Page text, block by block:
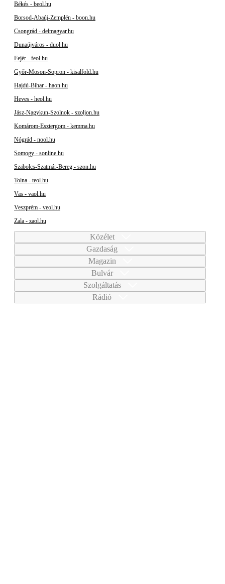
Békés - beol.hu
Borsod-Abaúj-Zemplén - boon.hu
Csongrád - delmagyar.hu
Dunaújváros - duol.hu
Fejér - feol.hu
Győr-Moson-Sopron - kisalfold.hu
Hajdú-Bihar - haon.hu
Heves - heol.hu
Jász-Nagykun-Szolnok - szoljon.hu
Komárom-Esztergom - kemma.hu
Nógrád - nool.hu
Somogy - sonline.hu
Szabolcs-Szatmár-Bereg - szon.hu
Tolna - teol.hu
Vas - vaol.hu
Veszprém - veol.hu
Zala - zaol.hu
Közélet
Gazdaság
Magazin
Bulvár
Szolgáltatás
Rádió